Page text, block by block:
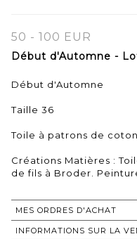
50 - 100 EUR
Début d'Automne -
Début d'Automne
Taille 36
Toile à patrons de
Créations Matières :
de fils à Broder.
MES ORDRES D'ACHAT
INFORMATIONS SUR LA